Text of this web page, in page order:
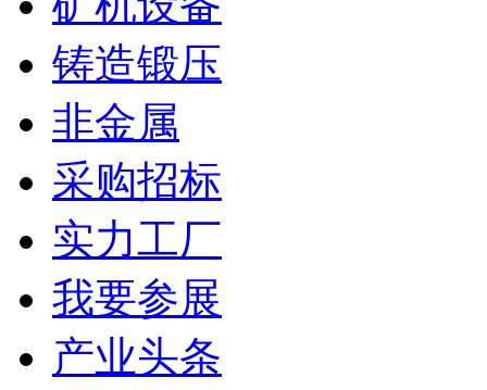
铸造锻压
非金属
采购招标
实力工厂
我要参展
产业头条